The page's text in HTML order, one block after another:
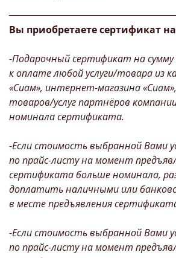
Вы приобретаете сертификат
-Подарочный сертификат на
к оплате любой услуги/товара из
«Сиам», интернет-магазина
товаров/услуг партнёров
номинала сертификата.
-Если стоимость выбранной Вами
по прайс-листу на момент
сертификата больше номинала,
доплатить наличными или
в месте предъявления
-Если стоимость выбранной Вами
по прайс-листу на момент